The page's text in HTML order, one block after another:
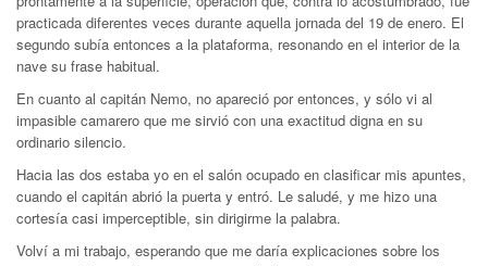
practicada diferentes veces durante aquella jornada del 19 de enero. El
segundo subía entonces a la plataforma, resonando en el interior de la
nave su frase habitual.
En cuanto al capitán Nemo, no apareció por entonces, y sólo vi al
impasible camarero que me sirvió con una exactitud digna en su
ordinario silencio.
Hacia las dos estaba yo en el salón ocupado en clasificar mis apuntes,
cuando el capitán abrió la puerta y entró. Le saludé, y me hizo una
cortesía casi imperceptible, sin dirigirme la palabra.
Volví a mi trabajo, esperando que me daría explicaciones sobre los